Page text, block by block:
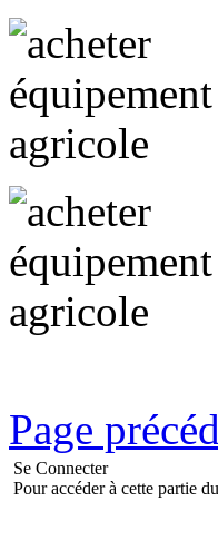
Page
Se Connecter
Pour accéder à cette partie